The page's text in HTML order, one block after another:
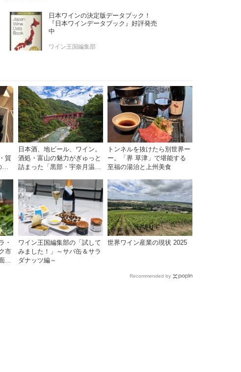
日本ワインの決定版データブック！
『日本ワインデータブック』好評発売
中
ワイン王国編集部
貿
仮
日本酒、地ビール、ワイン。
酒処・富山の魅力がぎゅっと
詰まった「黒部・宇奈月温泉
トンネルを抜けたら別世界ー
ー。「界 草津」で堪能する
至福の湯治と上州美食
・
市
積
ワイン王国編集部の「試して
みました！」～サバ缶＆サラ
ダナッツ編～
世界ワイン産業の現状 2025
Recommended by